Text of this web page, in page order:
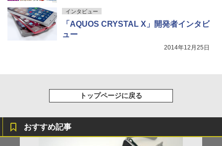
インタビュー
「AQUOS CRYSTAL X」開発者インタビ
ュー
2014年12月25日
トップページに戻る
おすすめ記事